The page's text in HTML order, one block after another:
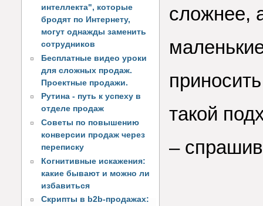
интеллекта", которые
бродят по Интернету,
могут однажды заменить
сотрудников
Бесплатные видео уроки
для сложных продаж.
Проектные продажи.
Рутина - путь к успеху в
отделе продаж
Советы по повышению
конверсии продаж через
переписку
Когнитивные искажения:
какие бывают и можно ли
избавиться
Скрипты в b2b-продажах:
сложнее,
такой
–